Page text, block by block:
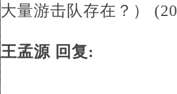
大量游击队存在？）
王孟源 回复: